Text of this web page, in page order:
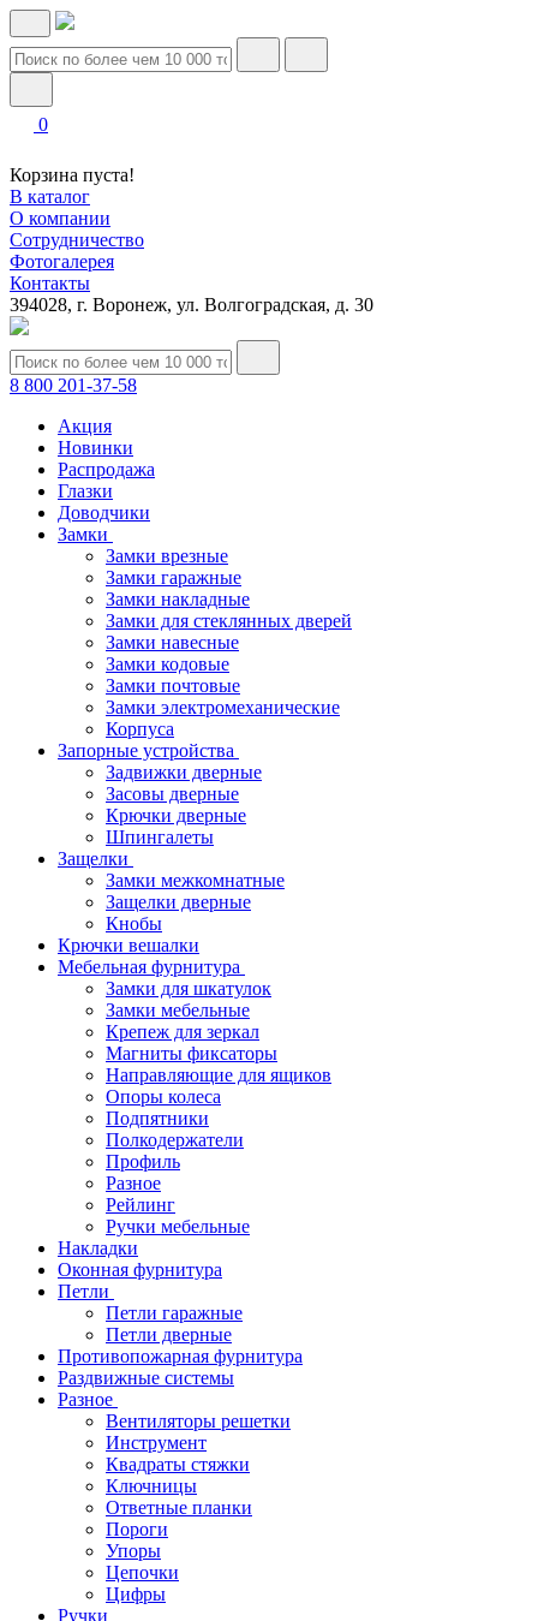
0
Корзина пуста!
В каталог
О компании
Сотрудничество
Фотогалерея
Контакты
394028, г. Воронеж, ул. Волгоградская, д. 30
8 800 201-37-58
Акция
Новинки
Распродажа
Глазки
Доводчики
Замки
Замки врезные
Замки гаражные
Замки накладные
Замки для стеклянных дверей
Замки навесные
Замки кодовые
Замки почтовые
Замки электромеханические
Корпуса
Запорные устройства
Задвижки дверные
Засовы дверные
Крючки дверные
Шпингалеты
Защелки
Замки межкомнатные
Защелки дверные
Кнобы
Крючки вешалки
Мебельная фурнитура
Замки для шкатулок
Замки мебельные
Крепеж для зеркал
Магниты фиксаторы
Направляющие для ящиков
Опоры колеса
Подпятники
Полкодержатели
Профиль
Разное
Рейлинг
Ручки мебельные
Накладки
Оконная фурнитура
Петли
Петли гаражные
Петли дверные
Противопожарная фурнитура
Раздвижные системы
Разное
Вентиляторы решетки
Инструмент
Квадраты стяжки
Ключницы
Ответные планки
Пороги
Упоры
Цепочки
Цифры
Ручки